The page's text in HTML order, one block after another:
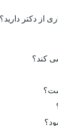
از دکتر
کند؟